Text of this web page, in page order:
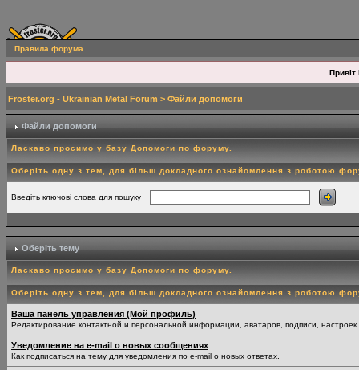
Правила форума
Привіт
Froster.org - Ukrainian Metal Forum > Файли допомоги
Файли допомоги
Ласкаво просимо у базу Допомоги по форуму.
Оберіть одну з тем, для більш докладного ознайомлення з роботою
Введіть ключові слова для пошуку
Оберіть тему
Ласкаво просимо у базу Допомоги по форуму.
Оберіть одну з тем, для більш докладного ознайомлення з роботою
Ваша панель управления (Мой профиль)
Редактирование контактной и персональной информации, аватаров, подписи,
Уведомление на e-mail о новых сообщениях
Как подписаться на тему для уведомления по e-mail о новых ответах.